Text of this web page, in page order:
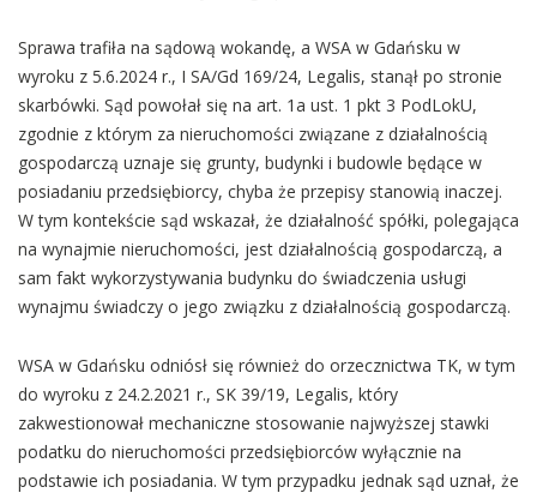
Sprawa trafiła na sądową wokandę, a WSA w Gdańsku w
wyroku z 5.6.2024 r., I SA/Gd 169/24, Legalis, stanął po stronie
skarbówki. Sąd powołał się na art. 1a ust. 1 pkt 3 PodLokU,
zgodnie z którym za nieruchomości związane z działalnością
gospodarczą uznaje się grunty, budynki i budowle będące w
posiadaniu przedsiębiorcy, chyba że przepisy stanowią inaczej.
W tym kontekście sąd wskazał, że działalność spółki, polegająca
na wynajmie nieruchomości, jest działalnością gospodarczą, a
sam fakt wykorzystywania budynku do świadczenia usługi
wynajmu świadczy o jego związku z działalnością gospodarczą.
WSA w Gdańsku odniósł się również do orzecznictwa TK, w tym
do wyroku z 24.2.2021 r., SK 39/19, Legalis, który
zakwestionował mechaniczne stosowanie najwyższej stawki
podatku do nieruchomości przedsiębiorców wyłącznie na
podstawie ich posiadania. W tym przypadku jednak sąd uznał, że